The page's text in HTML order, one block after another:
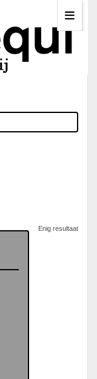
Enig resultaat